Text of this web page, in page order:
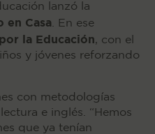
lanzó la
en Casa . En ese
la Educación, con el
y jóvenes reforzando
con metodologías
e inglés. “Hemos
que ya tenían